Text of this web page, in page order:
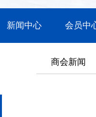
新闻中心 会员中
商会新闻